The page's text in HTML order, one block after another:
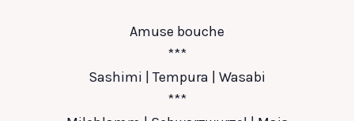
Amuse bouche
***
Sashimi | Tempura | Wasabi
***